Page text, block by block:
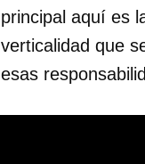
principal aquí es
verticalidad que
esas